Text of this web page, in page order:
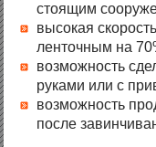
стоящим
высокая
ленточным на
возможность
руками или с
возможность
после